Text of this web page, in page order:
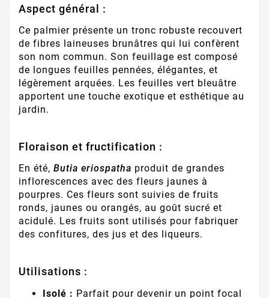
Aspect général :
Ce palmier présente un tronc robuste recouvert
de fibres laineuses brunâtres qui lui confèrent
son nom commun. Son feuillage est composé
de longues feuilles pennées, élégantes, et
légèrement arquées. Les feuilles vert bleuâtre
apportent une touche exotique et esthétique au
jardin.
Floraison et fructification :
En été, Butia eriospatha produit de grandes
inflorescences avec des fleurs jaunes à
pourpres. Ces fleurs sont suivies de fruits
ronds, jaunes ou orangés, au goût sucré et
acidulé. Les fruits sont utilisés pour fabriquer
des confitures, des jus et des liqueurs.
Utilisations :
Isolé : Parfait pour devenir un point focal